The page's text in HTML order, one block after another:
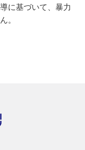
に基づいて、暴力
。